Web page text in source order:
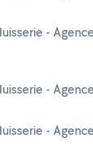
-
-
-